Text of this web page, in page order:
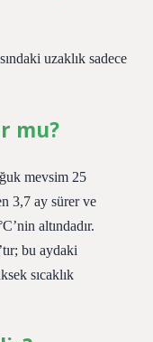
uzaklık sadece
mu?
mevsim 25
3,7 ay sürer ve
altındadır.
bu aydaki
sıcaklık